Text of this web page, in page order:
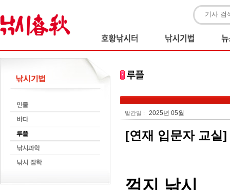
발간일 : 2025년 05월